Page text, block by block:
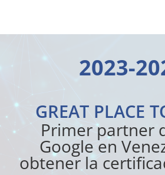
2023-
GREAT PLACE
Primer partner
Google en
obtener la